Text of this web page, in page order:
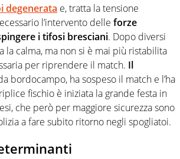
degenerata e, tratta la tensione
l’intervento delle forze
i tifosi bresciani. Dopo diversi
la calma, ma non si è mai più ristabilita
per riprendere il match. Il
bordocampo, ha sospeso il match e l’ha
fischio è iniziata la grande festa in
che però per maggiore sicurezza sono
a fare subito ritorno negli spogliatoi.